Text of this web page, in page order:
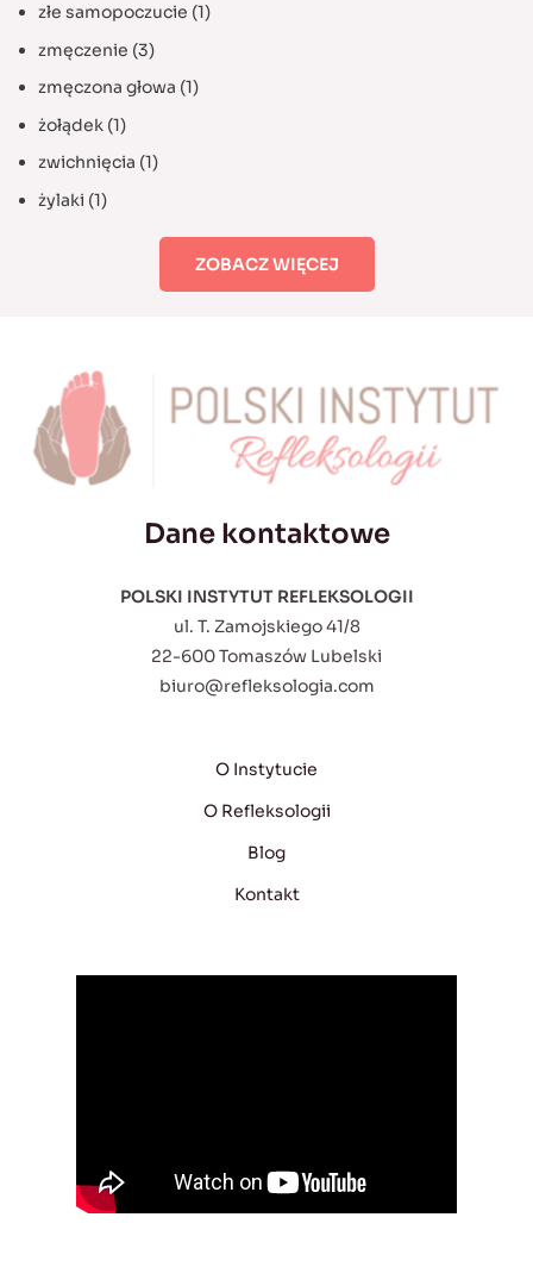
złe samopoczucie (1)
zmęczenie (3)
zmęczona głowa (1)
żołądek(1)
zwichnięcia (1)
żylaki (1)
ZOBACZ WIĘCEJ
Dane kontaktowe
POLSKI INSTYTUT REFLEKSOLOGII
ul. T. Zamojskiego 41/8
22-600 Tomaszów Lubelski
biuro@refleksologia.com
O Instytucie
O Refleksologii
Blog
Kontakt